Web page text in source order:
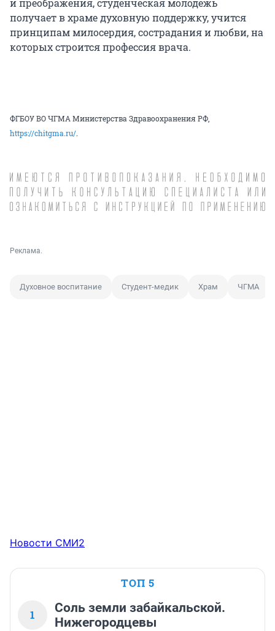
и преображения, студенческая молодежь
получает в храме духовную поддержку, учится
принципам милосердия, сострадания и любви, на
которых строится профессия врача.
ФГБОУ ВО ЧГМА Министерства Здравоохранения РФ,
https://chitgma.ru/.
Реклама.
Духовное воспитание Студент-медик Храм ЧГМА
Новости СМИ2
ТОП 5
1
Соль земли забайкальской.
Нижегородцевы